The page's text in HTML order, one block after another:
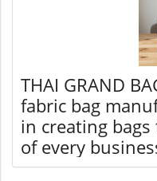
THAI GRAND
fabric bag
in creating
of every